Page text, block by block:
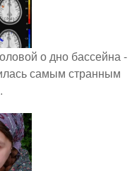
о дно бассейна -
самым странным